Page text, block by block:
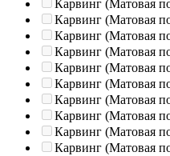
Карвинг (Матовая
Карвинг (Матовая
Карвинг (Матовая
Карвинг (Матовая
Карвинг (Матовая
Карвинг (Матовая
Карвинг (Матовая
Карвинг (Матовая
Карвинг (Матовая
Карвинг (Матовая